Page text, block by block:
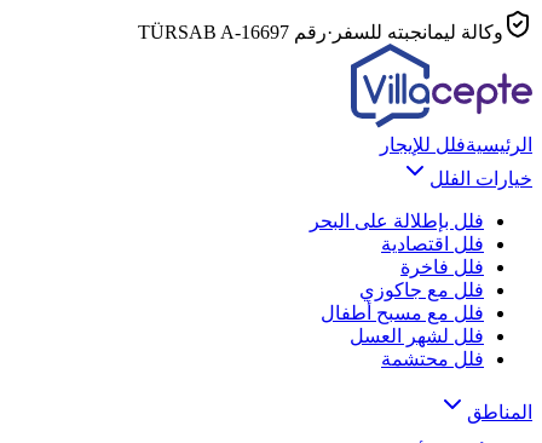
وكالة ليمانجبته للسفر ·رقم TÜRSAB A-16697
الرئيسيةفلل للإيجار
خيارات الفلل
فلل بإطلالة على البحر
فلل اقتصادية
فلل فاخرة
فلل مع جاكوزي
فلل مع مسبح أطفال
فلل لشهر العسل
فلل محتشمة
المناطق